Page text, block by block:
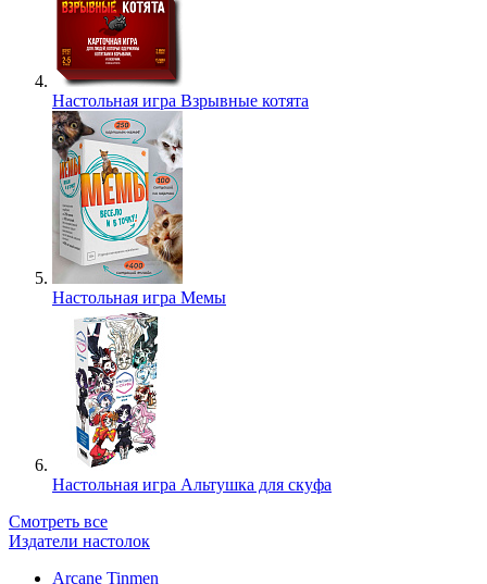
Настольная игра Взрывные котята
Настольная игра Мемы
Настольная игра Альтушка для скуфа
Смотреть все
Издатели настолок
Arcane Tinmen